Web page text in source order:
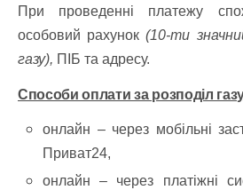
При проведенні платежу
особовий рахунок(10-ти
газу), ПІБ та адресу.
Способи оплати за розподіл
онлайн – через мобільні
Приват24,
онлайн – через платіжні